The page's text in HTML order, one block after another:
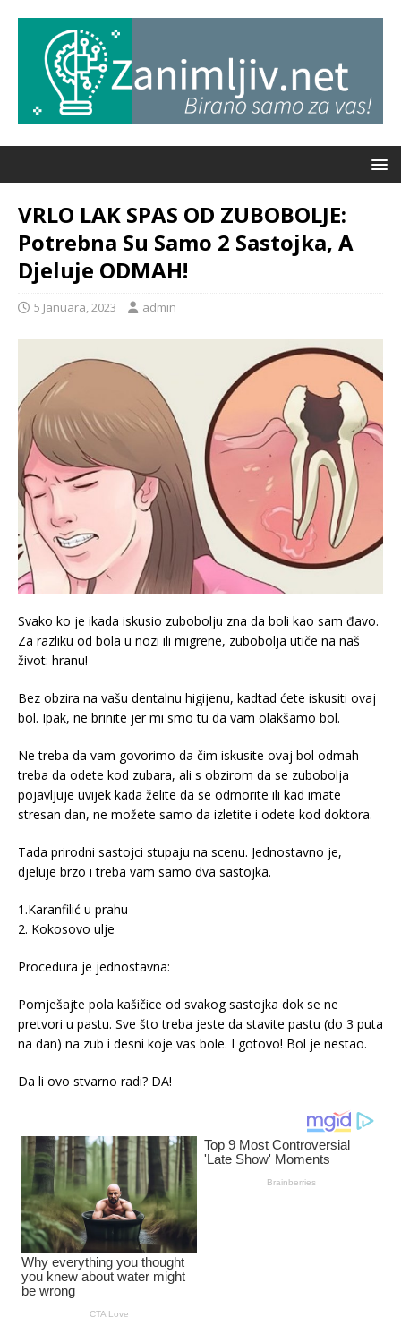
VRLO LAK SPAS OD ZUBOBOLJE:
Potrebna Su Samo 2 Sastojka, A
Djeluje ODMAH!
5 Januara, 2023 admin
Svako ko je ikada iskusio zubobolju zna da boli kao sam đavo.
Za razliku od bola u nozi ili migrene, zubobolja utiče na naš
život: hranu!
Bez obzira na vašu dentalnu higijenu, kadtad ćete iskusiti ovaj
bol. Ipak, ne brinite jer mi smo tu da vam olakšamo bol.
Ne treba da vam govorimo da čim iskusite ovaj bol odmah
treba da odete kod zubara, ali s obzirom da se zubobolja
pojavljuje uvijek kada želite da se odmorite ili kad imate
stresan dan, ne možete samo da izletite i odete kod doktora.
Tada prirodni sastojci stupaju na scenu. Jednostavno je,
djeluje brzo i treba vam samo dva sastojka.
1.Karanfilić u prahu
2. Kokosovo ulje
Procedura je jednostavna:
Pomješajte pola kašičice od svakog sastojka dok se ne
pretvori u pastu. Sve što treba jeste da stavite pastu (do 3 puta
na dan) na zub i desni koje vas bole. I gotovo! Bol je nestao.
Da li ovo stvarno radi? DA!